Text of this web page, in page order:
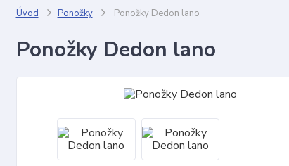
Úvod Ponožky Ponožky Dedon lano
Ponožky Dedon lano